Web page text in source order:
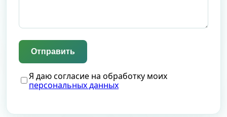
Я даю согласие на обработку моих
персональных данных